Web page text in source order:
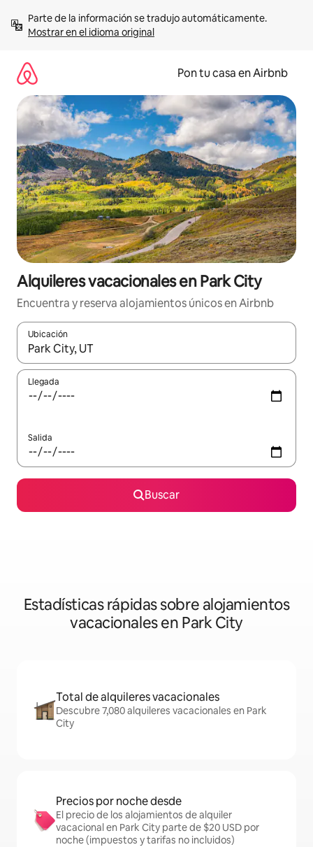
contenidoMostrar en el idioma original
Pon tu casa en Airbnb
Alquileres vacacionales en Park City
Encuentra y reserva alojamientos únicos en Airbnb
Ubicación
Cuando los resultados estén disponibles, navega con las
Llegada
Salida
Buscar
Estadísticas rápidas sobre alojamientos
vacacionales en Park City
Total de alquileres vacacionales
Descubre 7,080 alquileres vacacionales en Park
City
Precios por noche desde
El precio de los alojamientos de alquiler
vacacional en Park City parte de $20 USD por
noche (impuestos y tarifas no incluidos)